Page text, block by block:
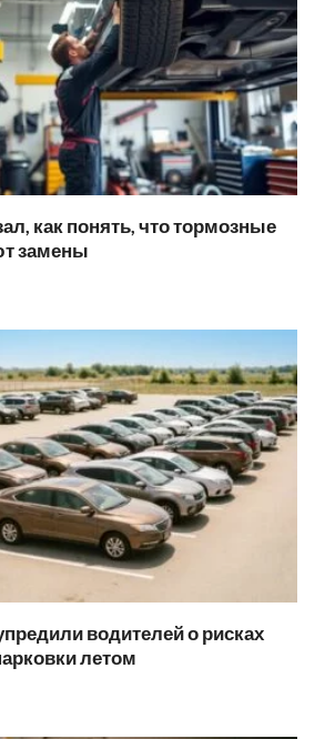
как понять, что тормозные
замены
водителей о рисках
летом